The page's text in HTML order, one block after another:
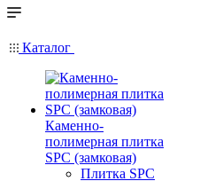
Каталог
Каменно-
полимерная плитка
SPC (замковая)
Плитка SPC